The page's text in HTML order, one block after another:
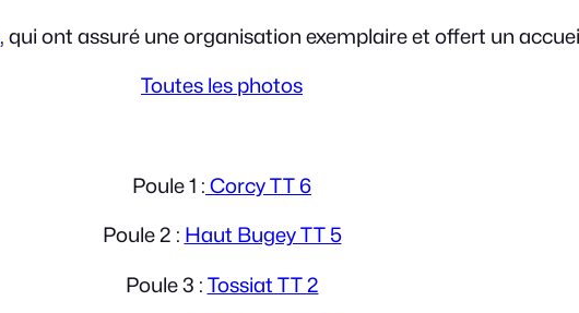
, qui ont assuré une organisation exemplaire et offert un
Toutes les photos
Poule 1 : Corcy TT 6
Poule 2 : Haut Bugey TT 5
Poule 3 : Tossiat TT 2